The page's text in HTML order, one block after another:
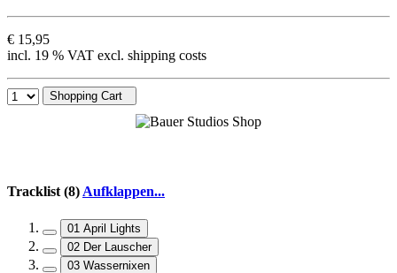
€ 15,95
incl. 19 % VAT excl. shipping costs
Shopping Cart
Tracklist (8)Aufklappen...
01 April Lights
02 Der Lauscher
03 Wassernixen